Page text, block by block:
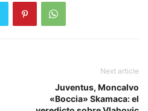
Next article
Juventus, Moncalvo
«Boccia» Skamaca: el